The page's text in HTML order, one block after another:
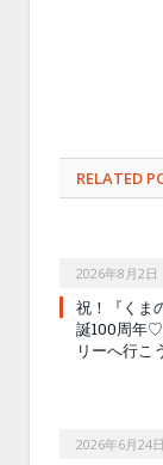
RELATED
2026年8月2日
祝！『くま
誕100周年
リーへ行こ
2026年6月24日